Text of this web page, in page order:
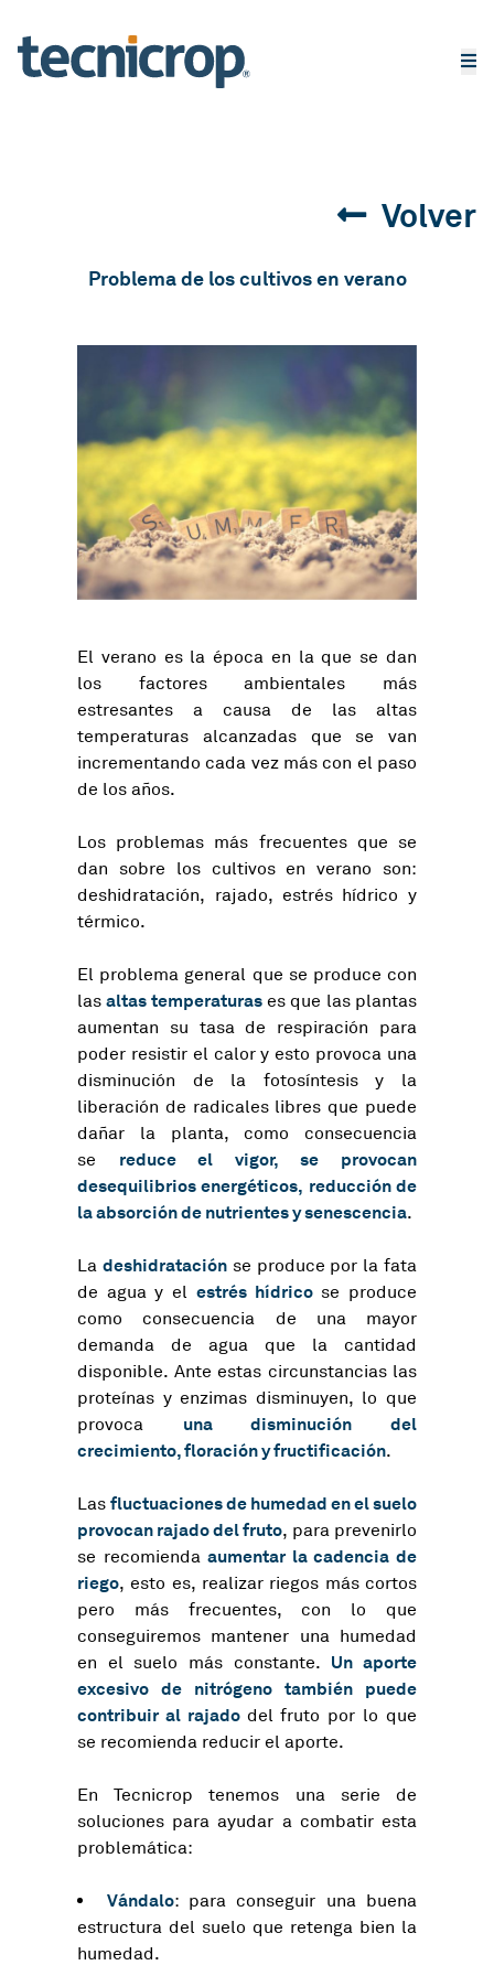
Problema de los cultivos en verano
Volver
El verano es la época en la que se dan
los factores ambientales más
estresantes a causa de las altas
temperaturas alcanzadas que se van
incrementando cada vez más con el paso
de los años.
Los problemas más frecuentes que se
dan sobre los cultivos en verano son:
deshidratación, rajado, estrés hídrico y
térmico.
El problema general que se produce con
lasaltas temperaturases que las plantas
aumentan su tasa de respiración para
poder resistir el calor y esto provoca una
disminución de la fotosíntesis y la
liberación de radicales libres que puede
dañar la planta, como consecuencia
se reduce el vigor, se provocan
desequilibrios energéticos, reducción de
la absorción de nutrientes y senescencia.
La deshidrataciónse produce por la fata
de agua y el estrés hídricose produce
como consecuencia de una mayor
demanda de agua que la cantidad
disponible. Ante estas circunstancias las
proteínas y enzimas disminuyen, lo que
provoca una disminución del
crecimiento, floración y fructificación.
Las fluctuaciones de humedad en el suelo
provocan rajado del fruto, para prevenirlo
se recomiendaaumentar la cadencia de
riego, esto es, realizar riegos más cortos
pero más frecuentes, con lo que
conseguiremos mantener una humedad
en el suelo más constante. Un aporte
excesivo de nitrógeno también puede
contribuir al rajado del fruto por lo que
se recomienda reducir el aporte.
En Tecnicrop tenemos una serie de
soluciones para ayudar a combatir esta
problemática:
Vándalo: para conseguir una buena
estructura del suelo que retenga bien la
humedad.